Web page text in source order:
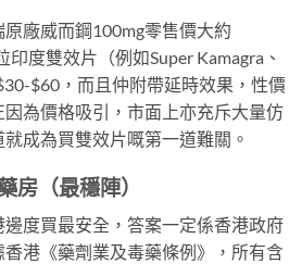
廠威而鋼100mg零售價大約
度雙效片（例如Super Kamagra、
$60，而且仲附帶延時效果，性價
為價格吸引，市面上亦充斥大量仿
成為買雙效片嘅第一道難關。
房（最穩陣）
度買最安全，答案一定係香港政府
港《藥劑業及毒藥條例》，所有含